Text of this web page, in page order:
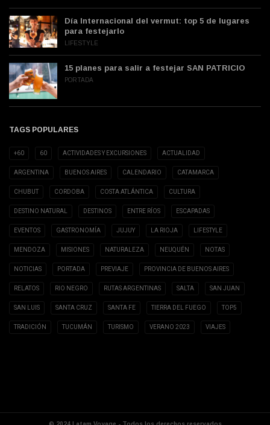
Día Internacional del vermut: top 5 de lugares
para festejarlo
LIFESTYLE
15 planes para salir a festejar SAN PATRICIO
PORTADA
TAGS POPULARES
+60 60 ACTIVIDADES Y EXCURSIONES ACTUALIDAD
ARGENTINA BUENOS AIRES CALENDARIO CATAMARCA
CHUBUT CORDOBA COSTA ATLÁNTICA CULTURA
DESTINO NATURAL DESTINOS ENTRE RÍOS ESCAPADAS
EVENTOS GASTRONOMÍA JUJUY LA RIOJA LIFESTYLE
MENDOZA MISIONES NATURALEZA NEUQUÉN NOTAS
NOTICIAS PORTADA PREVIAJE PROVINCIA DE BUENOS AIRES
RELATOS RIO NEGRO RUTAS ARGENTINAS SALTA SAN JUAN
SAN LUIS SANTA CRUZ SANTA FE TIERRA DEL FUEGO TOP5
TRADICIÓN TUCUMÁN TURISMO VERANO 2023 VIAJES